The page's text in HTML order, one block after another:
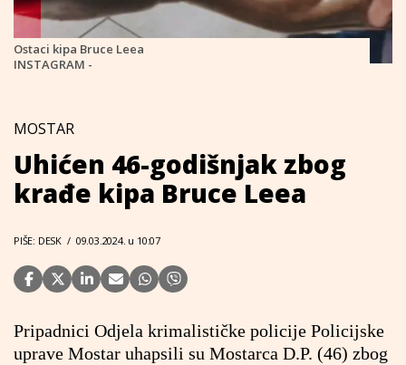
Ostaci kipa Bruce Leea
INSTAGRAM -
MOSTAR
Uhićen 46-godišnjak zbog
krađe kipa Bruce Leea
PIŠE: DESK / 09.03.2024. u 10:07
Pripadnici Odjela krimalističke policije Policijske
uprave Mostar uhapsili su Mostarca D.P. (46) zbog